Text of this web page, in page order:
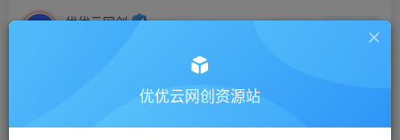
优优云网创 私信
优优云网创资源站